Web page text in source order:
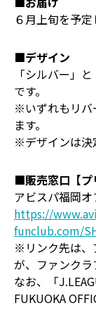
６月上旬を予定
■デザイン
「シルバー」
です。
※いずれもリバ
ます。
※デザインは決
■販売窓口 【
アビスパ福岡
https://
funclub.com/
※リンク先は、
が、ファンクラ
なお、「
FUKUOKA